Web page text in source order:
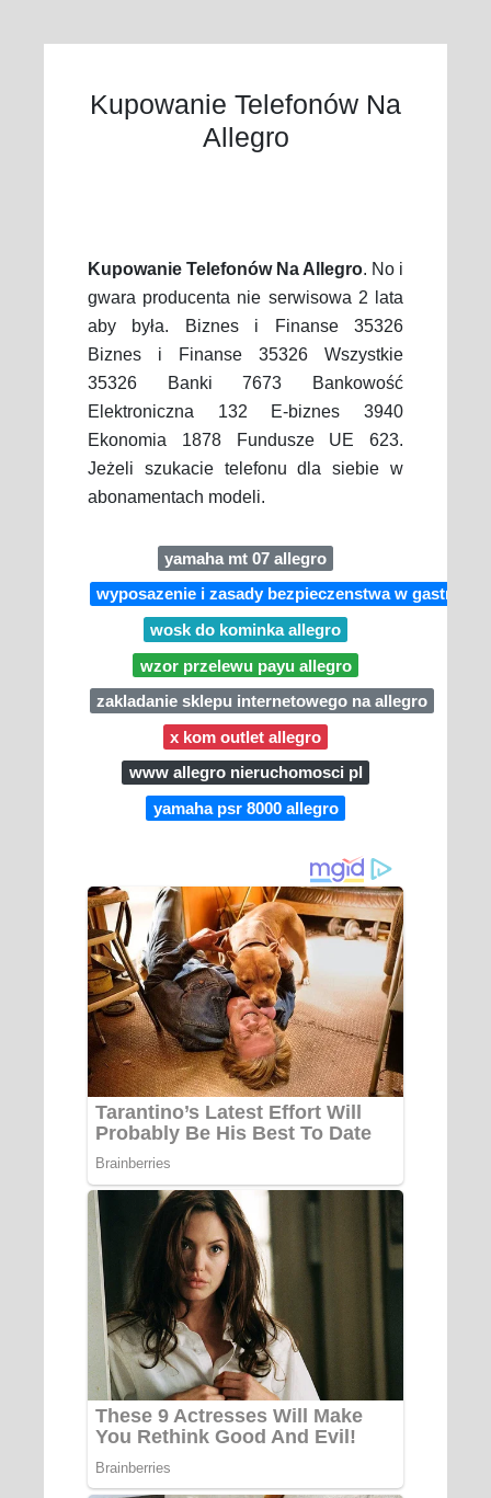
Kupowanie Telefonów Na
Allegro
Kupowanie Telefonów Na Allegro. No i
gwara producenta nie serwisowa 2 lata
aby była. Biznes i Finanse 35326
Biznes i Finanse 35326 Wszystkie
35326 Banki 7673 Bankowość
Elektroniczna 132 E-biznes 3940
Ekonomia 1878 Fundusze UE 623.
Jeżeli szukacie telefonu dla siebie w
abonamentach modeli.
yamaha mt 07 allegro
wyposazenie i zasady bezpieczenstwa w
wosk do kominka allegro
wzor przelewu payu allegro
zakladanie sklepu internetowego na allegro
x kom outlet allegro
www allegro nieruchomosci pl
yamaha psr 8000 allegro